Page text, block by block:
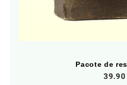
Pacote de
39.90